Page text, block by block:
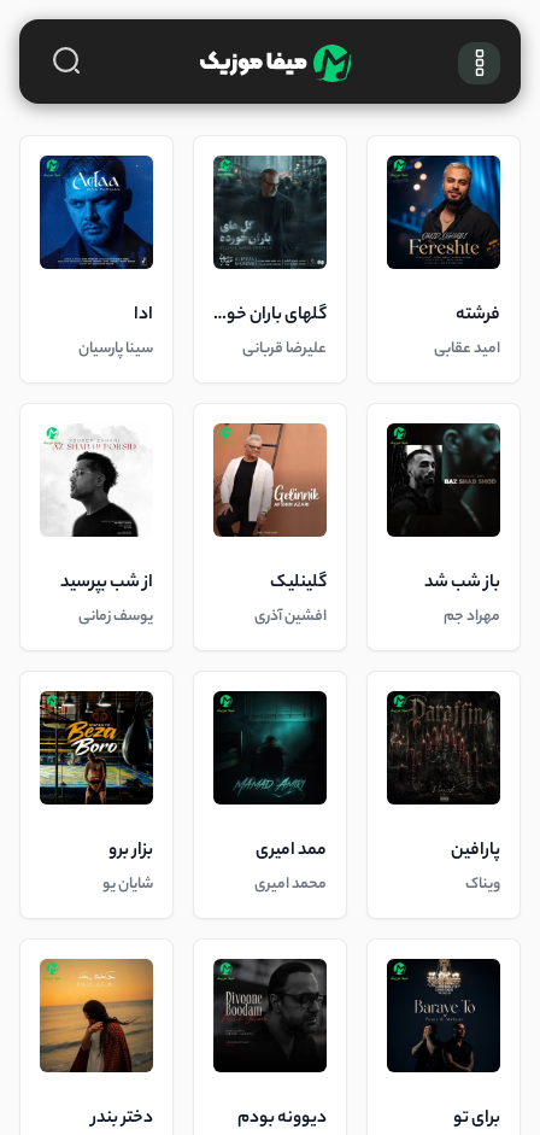
فرشته
امید عقابی
گلهای باران خورده
علیرضا قربانی
ادا
سینا پارسیان
باز شب شد
مهراد جم
گلینلیک
افشین آذری
از شب بپرسید
یوسف زمانی
پارافین
ویناک
ممد امیری
محمد امیری
بزار برو
شایان یو
برای تو دیوونه بودم دختر بندر